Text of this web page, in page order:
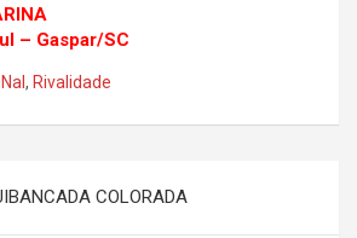
– Gaspar/SC
, Rivalidade
COLORADA